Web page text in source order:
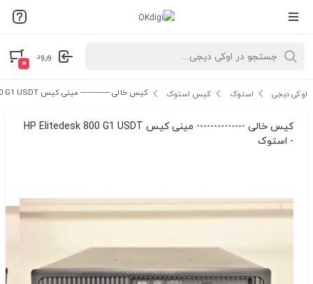
ورود
۰
اوکی دیجی استوک کیس استوک کیس خالی -------------- مینی کیس HP Elitedesk 800 G1 USDT - استوک
کیس خالی -------------- مینی کیس HP Elitedesk 800 G1 USDT
- استوک